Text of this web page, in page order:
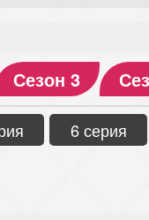
Сезон 3
6 серия